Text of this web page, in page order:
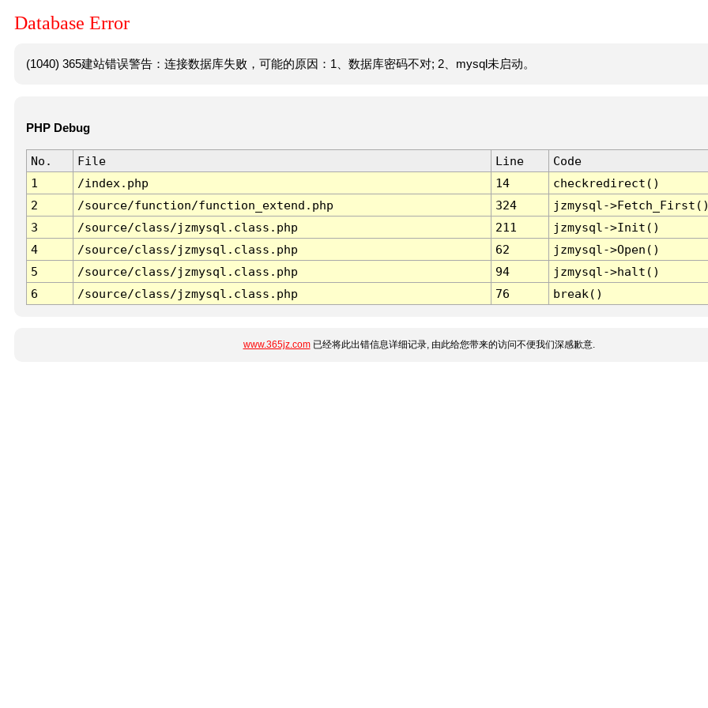
Database Error
(1040) 365建站错误警告：连接数据库失败，可能的原因：1、数据库密码不对; 2、mysql未启动。
PHP Debug
No. File Line
Code
1
/index.php 14
checkredirect()
2
/source/function/function_extend.php 324
jzmysql-
3
/source/class/jzmysql.class.php 211
jzmysql->Init()
4
/source/class/jzmysql.class.php 62
jzmysql->Open()
5
/source/class/jzmysql.class.php 94
jzmysql->halt()
6
/source/class/jzmysql.class.php 76 break()
www.365jz.com已经将此出错信息详细记录, 由此给您带来的访问不便我们深感歉意.